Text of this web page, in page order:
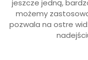
jeszcze jedną,
możemy
pozwala na ostre